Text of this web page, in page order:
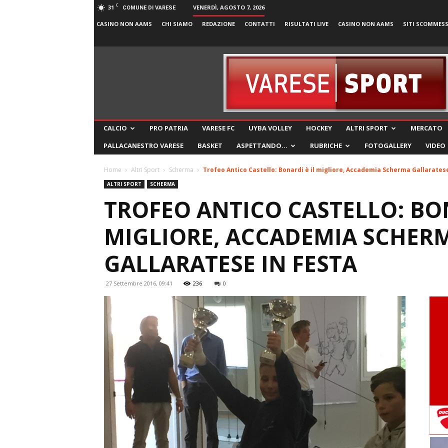
31 C COMUNE DI VARESE VENERDÌ, AGOSTO 7, 2026
CASINO NON AAMS CHI SIAMO REDAZIONE CONTATTI RISULTATI LIVE CASINO NON AAMS SITI
CALCIO PRO PATRIA VARESE FC UYBA VOLLEY HOCKEY ALTRI SPORT
MERCATO
PALLACANESTRO VARESE
BASKET ASPETTANDO… RUBRICHE FOTOGALLERY VIDEO
Home Altri Sport Scherma Trofeo Antico Castello: Bonardi è il migliore, Accademia Scherma
ALTRI SPORT SCHERMA
TROFEO ANTICO CASTELLO:
MIGLIORE, ACCADEMIA
GALLARATESE IN FESTA
27 Settembre 2016, 09:41 236 0